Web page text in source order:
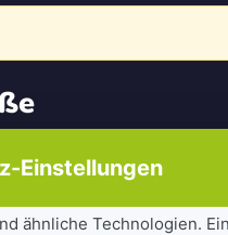
Einstellungen
ähnliche Technologien.